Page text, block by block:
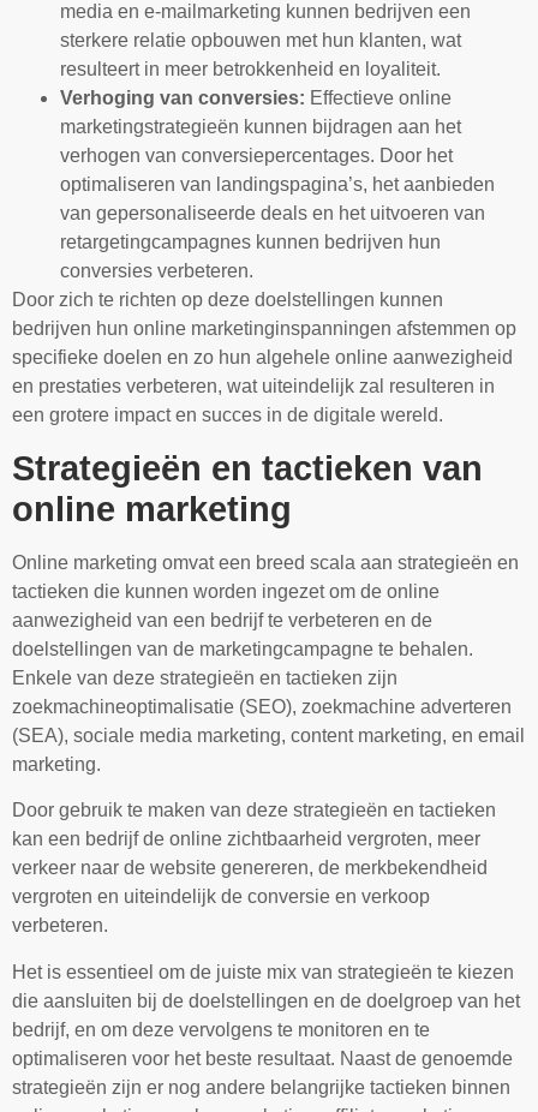
media en e-mailmarketing kunnen bedrijven een
sterkere relatie opbouwen met hun klanten, wat
resulteert in meer betrokkenheid en loyaliteit.
Verhoging van conversies: Effectieve online
marketingstrategieën kunnen bijdragen aan het
verhogen van conversiepercentages. Door het
optimaliseren van landingspagina’s, het aanbieden
van gepersonaliseerde deals en het uitvoeren van
retargetingcampagnes kunnen bedrijven hun
conversies verbeteren.
Door zich te richten op deze doelstellingen kunnen
bedrijven hun online marketinginspanningen afstemmen op
specifieke doelen en zo hun algehele online aanwezigheid
en prestaties verbeteren, wat uiteindelijk zal resulteren in
een grotere impact en succes in de digitale wereld.
Strategieën en tactieken van
online marketing
Online marketing omvat een breed scala aan strategieën en
tactieken die kunnen worden ingezet om de online
aanwezigheid van een bedrijf te verbeteren en de
doelstellingen van de marketingcampagne te behalen.
Enkele van deze strategieën en tactieken zijn
zoekmachineoptimalisatie (SEO), zoekmachine adverteren
(SEA), sociale media marketing, content marketing, en email
marketing.
Door gebruik te maken van deze strategieën en tactieken
kan een bedrijf de online zichtbaarheid vergroten, meer
verkeer naar de website genereren, de merkbekendheid
vergroten en uiteindelijk de conversie en verkoop
verbeteren.
Het is essentieel om de juiste mix van strategieën te kiezen
die aansluiten bij de doelstellingen en de doelgroep van het
bedrijf, en om deze vervolgens te monitoren en te
optimaliseren voor het beste resultaat. Naast de genoemde
strategieën zijn er nog andere belangrijke tactieken binnen